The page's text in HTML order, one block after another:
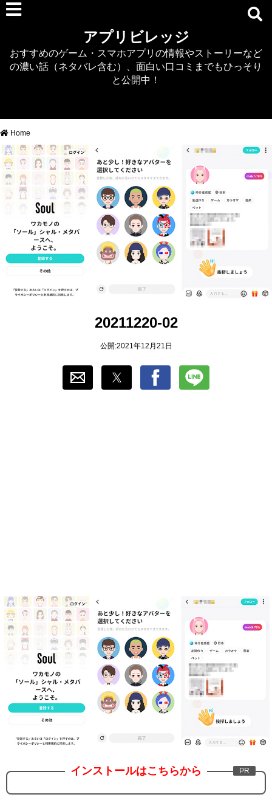
デタリキZ
アナザーエデン
RTS/MOBA
アクション
シミュレーション
牧場婚活
DEAD OR ALIVE XVV
パズル/クイズ
ノベル
おすすめ
アプリビレッジ
おすすめのゲーム・スマホアプリの情報やストーリーなど
の濃い話（ネタバレ含む）、面白い口コミまでもひっそり
と公開中！
Home
20211220-02
公開:2021年12月21日
インストールはこちらから